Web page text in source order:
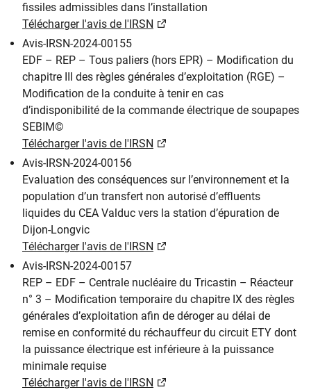
fissiles admissibles dans l’installation
Télécharger l'avis de l'IRSN
Avis-IRSN-2024-00155
EDF – REP – Tous paliers (hors EPR) – Modification du
chapitre III des règles générales d’exploitation (RGE) –
Modification de la conduite à tenir en cas
d’indisponibilité de la commande électrique de soupapes
SEBIM©
Télécharger l'avis de l'IRSN
Avis-IRSN-2024-00156
Evaluation des conséquences sur l’environnement et la
population d’un transfert non autorisé d’effluents
liquides du CEA Valduc vers la station d’épuration de
Dijon-Longvic
Télécharger l'avis de l'IRSN
Avis-IRSN-2024-00157
REP – EDF – Centrale nucléaire du Tricastin – Réacteur
n° 3 – Modification temporaire du chapitre IX des règles
générales d’exploitation afin de déroger au délai de
remise en conformité du réchauffeur du circuit ETY dont
la puissance électrique est inférieure à la puissance
minimale requise
Télécharger l'avis de l'IRSN